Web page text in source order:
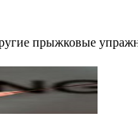
прыжковые